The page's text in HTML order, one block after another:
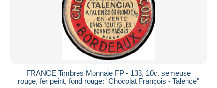
FRANCE Timbres Monnaie FP - 138, 10c. semeuse
rouge, fer peint, fond rouge: "Chocolat François - Talence"